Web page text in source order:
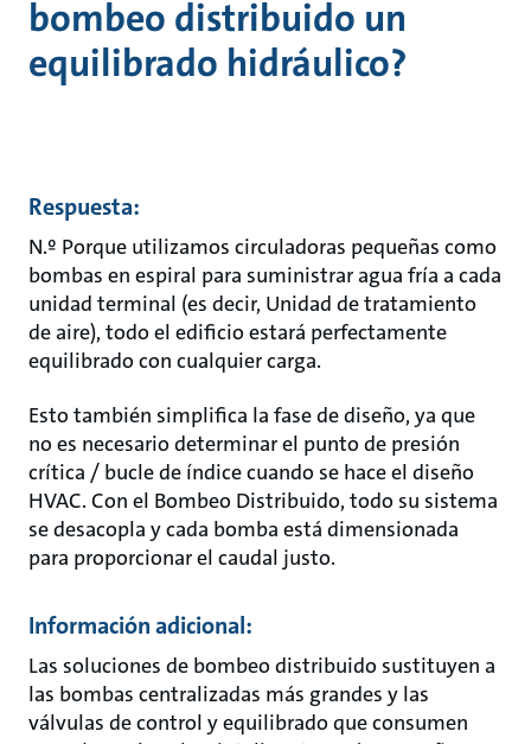
bombeo distribuido un
equilibrado hidráulico?
Respuesta:
N.º Porque utilizamos circuladoras pequeñas como
bombas en espiral para suministrar agua fría a cada
unidad terminal (es decir, Unidad de tratamiento
de aire), todo el edificio estará perfectamente
equilibrado con cualquier carga.
Esto también simplifica la fase de diseño, ya que
no es necesario determinar el punto de presión
crítica / bucle de índice cuando se hace el diseño
HVAC. Con el Bombeo Distribuido, todo su sistema
se desacopla y cada bomba está dimensionada
para proporcionar el caudal justo.
Información adicional:
Las soluciones de bombeo distribuido sustituyen a
las bombas centralizadas más grandes y las
válvulas de control y equilibrado que consumen